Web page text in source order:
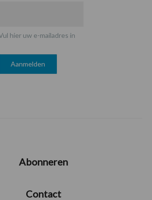
hier uw e-mailadres in
Abonneren
Contact